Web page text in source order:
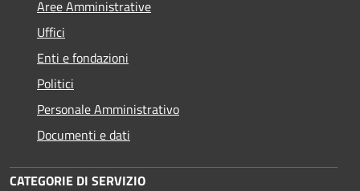
Aree Amministrative
Uffici
Enti e fondazioni
Politici
Personale Amministrativo
Documenti e dati
CATEGORIE DI SERVIZIO